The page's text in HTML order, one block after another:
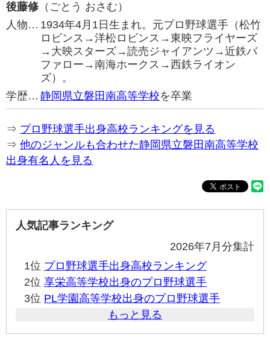
後藤修（ごとう おさむ）
人物… 1934年4月1日生まれ。元プロ野球選手（松竹
ロビンス→洋松ロビンス→東映フライヤーズ
→大映スターズ→読売ジャイアンツ→近鉄バ
ファロー→南海ホークス→西鉄ライオン
ズ）。
学歴… 静岡県立磐田南高等学校を卒業
⇒ プロ野球選手出身高校ランキングを見る
⇒ 他のジャンルも合わせた静岡県立磐田南高等学校
出身有名人を見る
人気記事ランキング
2026年7月分集計
1位 プロ野球選手出身高校ランキング
2位 享栄高等学校出身のプロ野球選手
3位 PL学園高等学校出身のプロ野球選手
もっと見る